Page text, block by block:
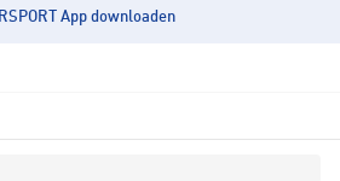
App downloaden